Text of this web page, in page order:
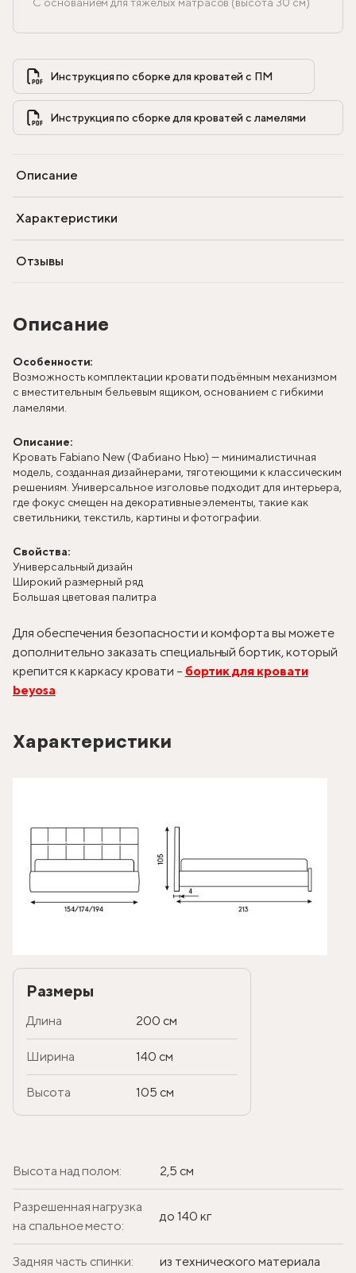
Описание
Особенности:
Возможность комплектации кровати подъёмным механизмом
с вместительным бельевым ящиком, основанием с гибкими
ламелями.
Описание:
Кровать Fabiano New (Фабиано Нью) — минималистичная
модель, созданная дизайнерами, тяготеющими к классическим
решениям. Универсальное изголовье подходит для интерьера,
где фокус смещен на декоративные элементы, такие как
светильники, текстиль, картины и фотографии.
Свойства:
Универсальный дизайн
Широкий размерный ряд
Большая цветовая палитра
Для обеспечения безопасности и комфорта вы можете
дополнительно заказать специальный бортик, который
крепится к каркасу кровати – бортик для кровати
beyosa
Характеристики
Размеры
Длина 200 см
Ширина 140 см
Высота 105 см
Высота над полом: 2,5 см
Разрешенная нагрузка
на спальное место:
до 140 кг
Задняя часть спинки: из технического материала
С основанием для тяжелых матрасов (высота 30 см)
Инструкция по сборке для кроватей с ПМ
Описание
Характеристики
Отзывы